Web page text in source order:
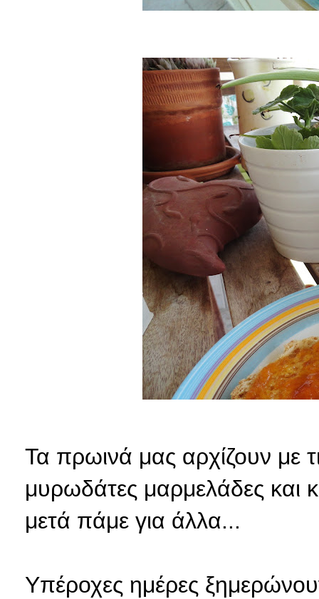
Τα πρωινά μας αρχίζουν με
μυρωδάτες μαρμελάδες και
μετά πάμε για άλλα...
Υπέροχες ημέρες